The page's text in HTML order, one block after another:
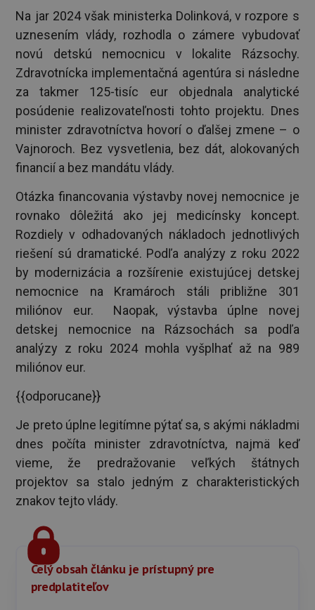
Na jar 2024 však ministerka Dolinková, v rozpore s
uznesením vlády, rozhodla o zámere vybudovať
novú detskú nemocnicu v lokalite Rázsochy.
Zdravotnícka implementačná agentúra si následne
za takmer 125-tisíc eur objednala analytické
posúdenie realizovateľnosti tohto projektu. Dnes
minister zdravotníctva hovorí o ďalšej zmene – o
Vajnoroch. Bez vysvetlenia, bez dát, alokovaných
financií a bez mandátu vlády.
Otázka financovania výstavby novej nemocnice je
rovnako dôležitá ako jej medicínsky koncept.
Rozdiely v odhadovaných nákladoch jednotlivých
riešení sú dramatické. Podľa analýzy z roku 2022
by modernizácia a rozšírenie existujúcej detskej
nemocnice na Kramároch stáli približne 301
miliónov eur. Naopak, výstavba úplne novej
detskej nemocnice na Rázsochách sa podľa
analýzy z roku 2024 mohla vyšplhať až na 989
miliónov eur.
{{odporucane}}
Je preto úplne legitímne pýtať sa, s akými nákladmi
dnes počíta minister zdravotníctva, najmä keď
vieme, že predražovanie veľkých štátnych
projektov sa stalo jedným z charakteristických
znakov tejto vlády.
Celý obsah článku je prístupný pre
predplatiteľov